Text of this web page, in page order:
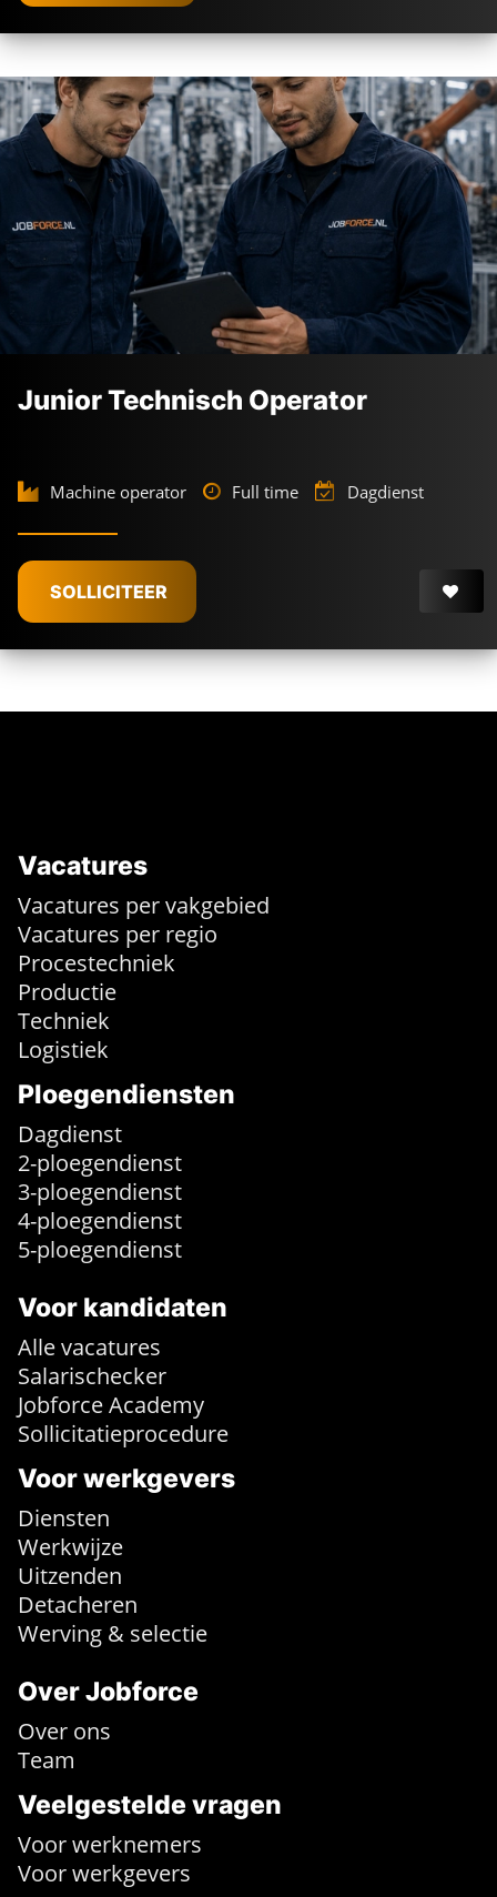
Junior Technisch Operator
Machine operator Full time Dagdienst
SOLLICITEER
Vacatures
Vacatures per vakgebied
Vacatures per regio
Procestechniek
Productie
Techniek
Logistiek
Ploegendiensten
Dagdienst
2-ploegendienst
3-ploegendienst
4-ploegendienst
5-ploegendienst
Voor kandidaten
Alle vacatures
Salarischecker
Jobforce Academy
Sollicitatieprocedure
Voor werkgevers
Diensten
Werkwijze
Uitzenden
Detacheren
Werving & selectie
Over Jobforce
Over ons
Team
Veelgestelde vragen
Voor werknemers
Voor werkgevers